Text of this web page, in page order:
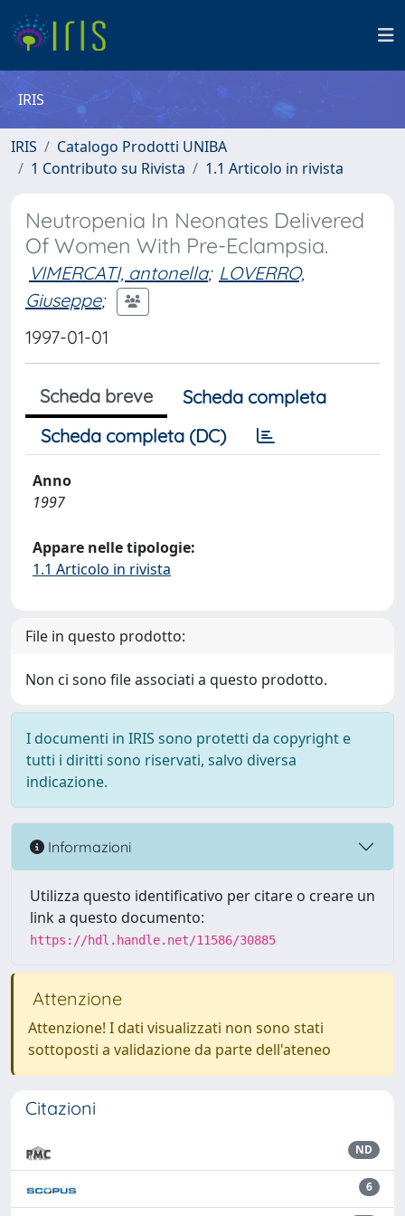
IRIS
IRIS
Catalogo Prodotti UNIBA
1 Contributo su Rivista
1.1 Articolo in rivista
Neutropenia In Neonates Delivered
Of Women With Pre-Eclampsia.
VIMERCATI, antonella; LOVERRO,
Giuseppe;
1997-01-01
Scheda breve
Scheda completa
Scheda completa (DC)
Anno
1997
Appare nelle tipologie:
1.1 Articolo in rivista
File in questo prodotto:
Non ci sono file associati a questo prodotto.
I documenti in IRIS sono protetti da copyright e
tutti i diritti sono riservati, salvo diversa
indicazione.
Informazioni
Utilizza questo identificativo per citare o creare un
link a questo documento:
https://hdl.handle.net/11586/30885
Attenzione
Attenzione! I dati visualizzati non sono stati
sottoposti a validazione da parte dell'ateneo
Citazioni
ND
6